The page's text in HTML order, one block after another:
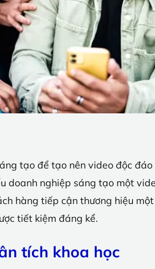
tạo để tạo nên video độc
doanh nghiệp sáng tạo một
hàng tiếp cận thương hiệu
tiết kiệm đáng kể.
tích khoa học